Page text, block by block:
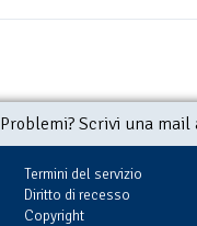
Problemi? Scrivi una
Termini del servizio
Diritto di recesso
Copyright